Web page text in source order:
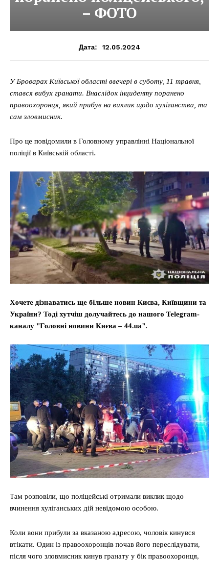
– ФОТО
Дата: 12.05.2024
У Броварах Київської області ввечері в суботу, 11 травня,
стався вибух гранати. Внаслідок інциденту поранено
правоохоронця, який прибув на виклик щодо хуліганства, та
сам зловмисник.
Про це повідомили в Головному управлінні Національної
поліції в Київській області.
Хочете дізнаватись ще більше новин Києва, Київщини та
України? Тоді хутчіш долучайтесь до нашого Telegram-
каналу "Головні новини Києва – 44.ua".
Там розповіли, що поліцейські отримали виклик щодо
вчинення хуліганських дій невідомою особою.
Коли вони прибули за вказаною адресою, чоловік кинувся
втікати. Один із правоохоронців почав його переслідувати,
після чого зловмисник кинув гранату у бік правоохоронця,